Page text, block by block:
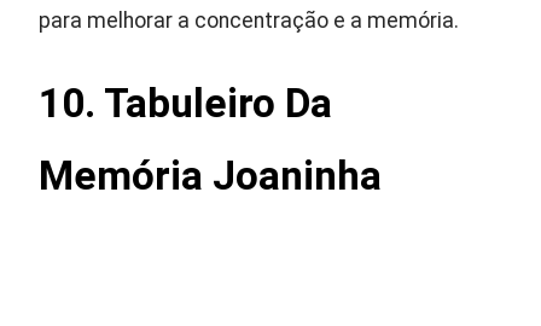
para melhorar a concentração e a memória.
10. Tabuleiro Da
Memória Joaninha